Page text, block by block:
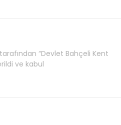
“Devlet Bahçeli Kent
ve kabul